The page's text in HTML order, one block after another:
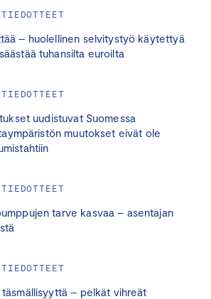
– huolellinen selvitystyö käytettyä
tuhansilta euroilta
uudistuvat Suomessa
muutokset eivät ole
tarve kasvaa – asentajan
– pelkät vihreät